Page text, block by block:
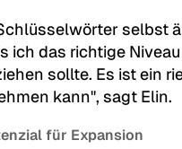
selbst
ich das richtige
sollte. Es ist ein
kann", sagt Elin.
für Expansion